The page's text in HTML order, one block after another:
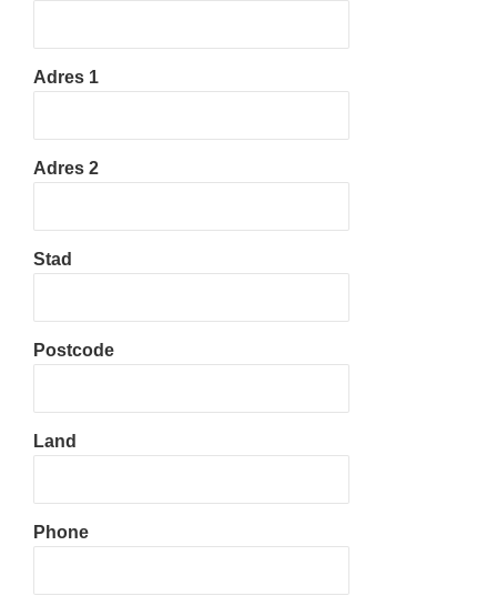
Adres 1
Adres 2
Stad
Postcode
Land
Phone